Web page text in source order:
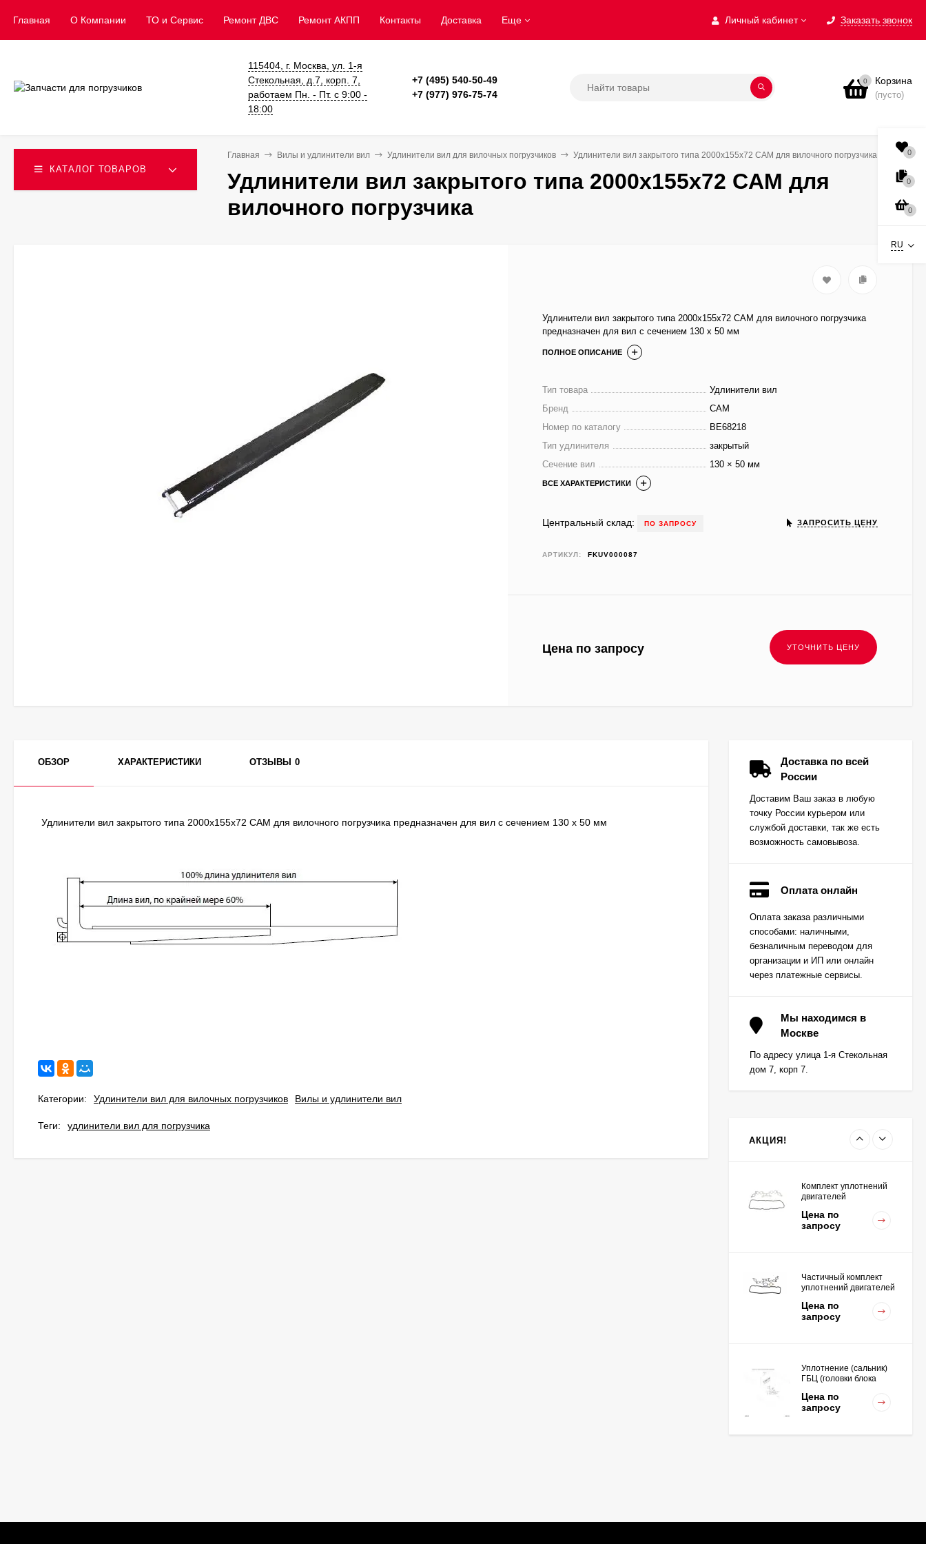
Личный кабинет Заказать звонок
Главная О Компании ТО и Сервис ​Ремонт ДВС Ремонт АКПП Контакты Доставка Еще
115404, г. Москва, ул. 1-я
Стекольная, д.7, корп. 7,
работаем Пн. - Пт. с 9:00 -
18:00
+7 (495) 540-50-49
+7 (977) 976-75-74
0 Корзина
(пусто)
КАТАЛОГ ТОВАРОВ
Главная Вилы и удлинители вил Удлинители вил для вилочных погрузчиков Удлинители вил закрытого типа 2000х155х72 CAM для вилочного погрузчика
Удлинители вил закрытого типа 2000х155х72 CAM для
вилочного погрузчика
Удлинители вил закрытого типа 2000х155х72 CAM для вилочного погрузчика
предназначен для вил с сечением 130 x 50 мм
ПОЛНОЕ ОПИСАНИЕ
Тип товара
Удлинители вил
Бренд
CAM
Номер по каталогу
BE68218
Тип удлинителя
закрытый
Сечение вил
130 × 50 мм
ВСЕ ХАРАКТЕРИСТИКИ
Центральный склад: ПО ЗАПРОСУ
АРТИКУЛ: FKUV000087
ЗАПРОСИТЬ ЦЕНУ
Цена по запросу
ОБЗОР ХАРАКТЕРИСТИКИ ОТЗЫВЫ 0
Удлинители вил закрытого типа 2000х155х72 CAM для вилочного погрузчика предназначен для вил с сечением 130 x 50 мм
Категории: Удлинители вил для вилочных погрузчиков Вилы и удлинители вил
Теги: удлинители вил для погрузчика
Доставка по всей
России
Доставим Ваш заказ в любую
точку России курьером или
службой доставки, так же есть
возможность самовывоза.
Оплата онлайн
Оплата заказа различными
способами: наличными,
безналичным переводом для
организации и ИП или онлайн
через платежные сервисы.
Мы находимся в
Москве
По адресу улица 1-я Стекольная
дом 7, корп 7.
АКЦИЯ!
Вкладыш коренной
(0,25) (1шт - 1
половинка) для
двигателей
K15,K21,K25
запросу
(1шт - 1 половинка) для
двигателей
K15,K21,K25
Цена по
Комплект уплотнений
двигателей
Цена по
запросу
Частичный комплект
уплотнений двигателей
Цена по
запросу
Уплотнение (сальник)
ГБЦ (головки блока
двигателей
K15,K21,K25
Цена по
запросу
0
0
0
RU